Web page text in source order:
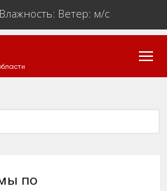
Ветер: м/с
по